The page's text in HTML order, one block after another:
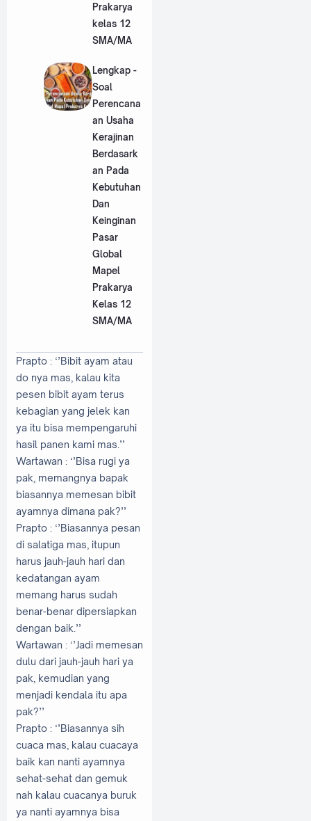
Prakarya
kelas 12
SMA/MA
Lengkap -
Soal
Perencana
an Usaha
Kerajinan
Berdasark
an Pada
Kebutuhan
Dan
Keinginan
Pasar
Global
Mapel
Prakarya
Kelas 12
SMA/MA
Prapto : ‘’Bibit ayam atau
do nya mas, kalau kita
pesen bibit ayam terus
kebagian yang jelek kan
ya itu bisa mempengaruhi
hasil panen kami mas.’’
Wartawan : ‘’Bisa rugi ya
pak, memangnya bapak
biasannya memesan bibit
ayamnya dimana pak?’’
Prapto : ‘’Biasannya pesan
di salatiga mas, itupun
harus jauh-jauh hari dan
kedatangan ayam
memang harus sudah
benar-benar dipersiapkan
dengan baik.’’
Wartawan : ‘’Jadi memesan
dulu dari jauh-jauh hari ya
pak, kemudian yang
menjadi kendala itu apa
pak?’’
Prapto : ‘’Biasannya sih
cuaca mas, kalau cuacaya
baik kan nanti ayamnya
sehat-sehat dan gemuk
nah kalau cuacanya buruk
ya nanti ayamnya bisa